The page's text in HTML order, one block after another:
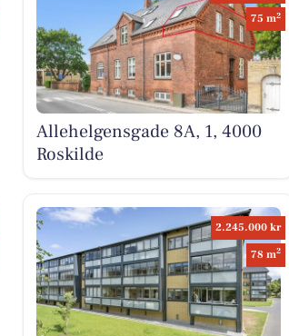
75 m2
Allehelgensgade 8A, 1, 4000
Roskilde
2.245.000 kr
78 m2